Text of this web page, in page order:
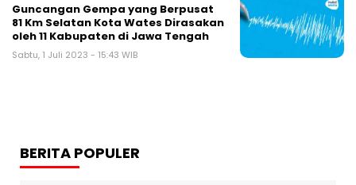
Guncangan Gempa yang Berpusat
81 Km Selatan Kota Wates Dirasakan
oleh 11 Kabupaten di Jawa Tengah
Sabtu, 1 Juli 2023 - 15:43 WIB
BERITA POPULER